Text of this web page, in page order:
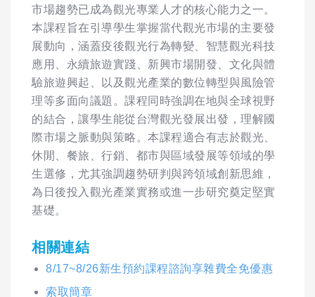
市場趨勢已成為觀光專業人才的核心能力之一。
本課程旨在引導學生掌握當代觀光市場的主要發
展動向，涵蓋疫後觀光行為轉變、智慧觀光科技
應用、永續旅遊實踐、新興市場開發、文化與體
驗旅遊興起、以及觀光產業的數位轉型與風險管
理等多面向議題。課程同時強調在地與全球視野
的結合，讓學生能從台灣觀光發展出發，理解國
際市場之脈動與策略。本課程適合有志於觀光、
休閒、餐旅、行銷、都市與區域發展等領域的學
生選修，尤其強調趨勢研判與跨領域創新思維，
為日後投入觀光產業實務或進一步研究奠定堅實
基礎。
相關連結
8/17~8/26新生預約課程諮詢享雜費全免優惠
索取簡章